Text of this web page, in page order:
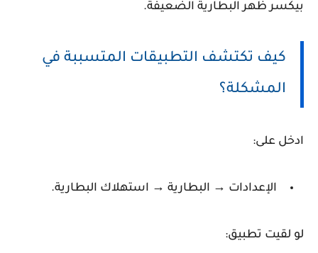
بيكسر ظهر البطارية الضعيفة.
كيف تكتشف التطبيقات المتسببة في
المشكلة؟
ادخل على:
الإعدادات → البطارية → استهلاك البطارية.
لو لقيت تطبيق: